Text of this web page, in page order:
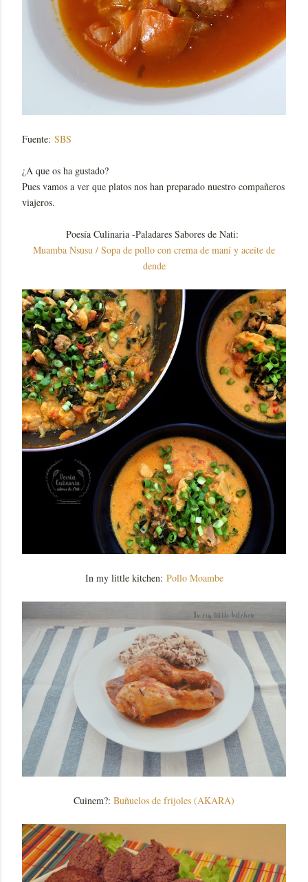
Fuente: SBS
¿A que os ha gustado?
Pues vamos a ver que platos nos han preparado nuestro compañeros
viajeros.
Poesía Culinaria -Paladares Sabores de Nati:
Muamba Nsusu / Sopa de pollo con crema de maní y aceite de
dende
In my little kitchen: Pollo Moambe
Cuinem?: Buñuelos de frijoles (AKARA)